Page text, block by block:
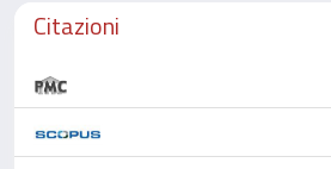
Citazioni